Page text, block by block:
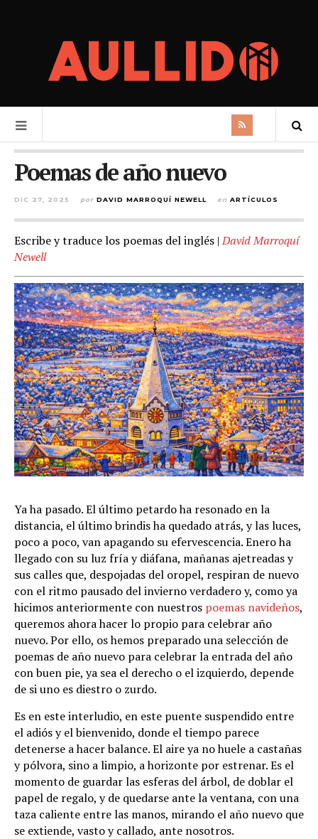
Poemas de año nuevo
DIC 27, 2025 por DAVID MARROQUÍ NEWELL en ARTÍCULOS
Escribe y traduce los poemas del inglés |David Marroquí
Newell
Ya ha pasado. El último petardo ha resonado en la
distancia, el último brindis ha quedado atrás, y las luces,
poco a poco, van apagando su efervescencia. Enero ha
llegado con su luz fría y diáfana, mañanas ajetreadas y
sus calles que, despojadas del oropel, respiran de nuevo
con el ritmo pausado del invierno verdadero y, como ya
hicimos anteriormente con nuestros poemas navideños,
queremos ahora hacer lo propio para celebrar año
nuevo. Por ello, os hemos preparado una selección de
poemas de año nuevo para celebrar la entrada del año
con buen pie, ya sea el derecho o el izquierdo, depende
de si uno es diestro o zurdo.
Es en este interludio, en este puente suspendido entre
el adiós y el bienvenido, donde el tiempo parece
detenerse a hacer balance. El aire ya no huele a castañas
y pólvora, sino a limpio, a horizonte por estrenar. Es el
momento de guardar las esferas del árbol, de doblar el
papel de regalo, y de quedarse ante la ventana, con una
taza caliente entre las manos, mirando el año nuevo que
se extiende, vasto y callado, ante nosotros.